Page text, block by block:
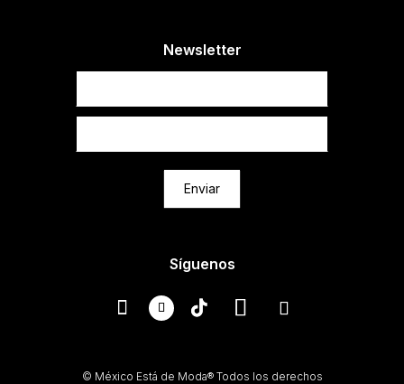
Newsletter
Enviar
Síguenos
© México Está de Moda® Todos los derechos